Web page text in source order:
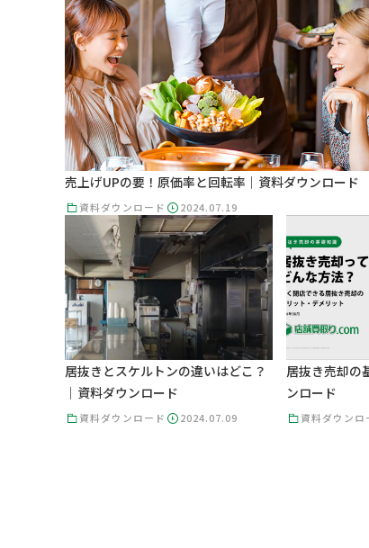
売上げUPの要！原価率と回転率｜資料ダウンロード
資料ダウンロード 2024.07.19
居抜きとスケルトンの違いはどこ？
｜資料ダウンロード
資料ダウンロード 2024.07.09
居抜き売却の
ンロード
資料ダウンロ